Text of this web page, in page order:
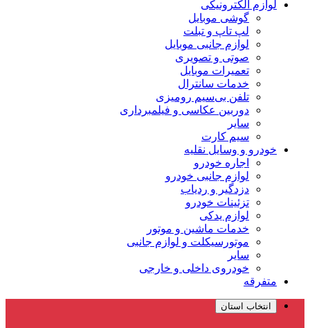
لوازم الکترونیکی
گوشی موبایل
لپ تاپ و تبلت
لوازم جانبی موبایل
صوتی و تصویری
تعمیرات موبایل
خدمات سانترال
تلفن بی‌سیم رومیزی
دوربین عکاسی و فیلمبرداری
سایر
سیم کارت
خودرو و وسایل نقلیه
اجاره خودرو
لوازم جانبی خودرو
دزدگیر و ردیاب
تزئینات خودرو
لوازم یدکی
خدمات ماشین و موتور
موتورسیکلت و لوازم جانبی
سایر
خودروی داخلی و خارجی
متفرقه
انتخاب استان